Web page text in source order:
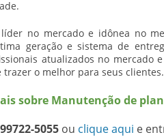
no mercado e idônea no
geração e sistema de
atualizados no mercado
trazer o melhor para seus clientes.
sobre Manutenção de
5055 ou clique aqui e